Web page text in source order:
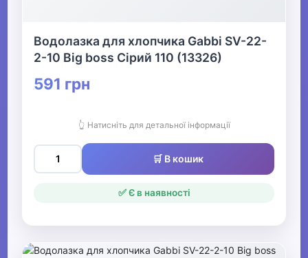
Водолазка для хлопчика Gabbi SV-22-
2-10 Big boss Сірий 110 (13326)
591 грн
👆 Натисніть для детальної інформації
🛒 В кошик
✅ Є в наявності